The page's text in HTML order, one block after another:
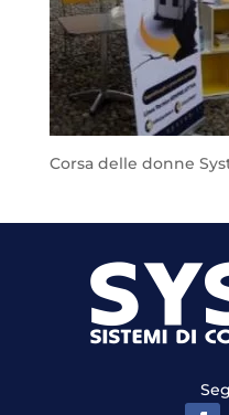
Corsa delle donne